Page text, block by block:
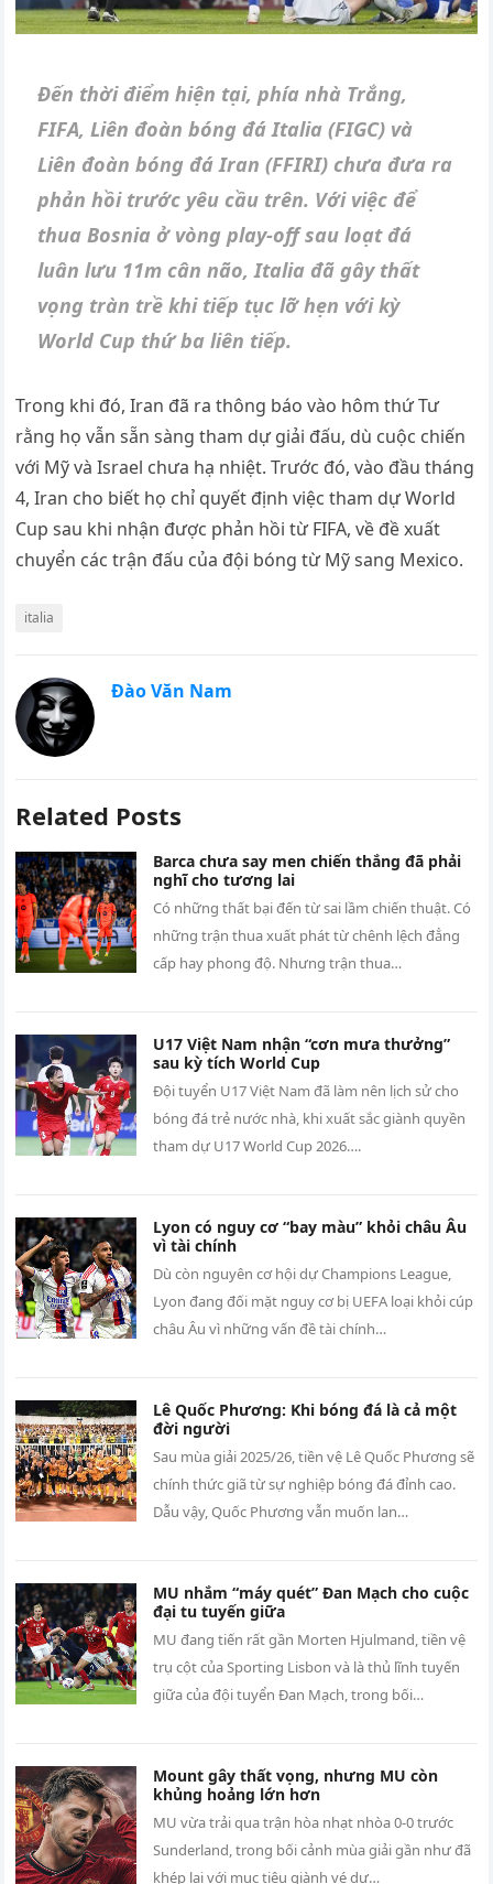
Đến thời điểm hiện tại, phía nhà Trắng,
FIFA, Liên đoàn bóng đá Italia (FIGC) và
Liên đoàn bóng đá Iran (FFIRI) chưa đưa ra
phản hồi trước yêu cầu trên. Với việc để
thua Bosnia ở vòng play-off sau loạt đá
luân lưu 11m cân não, Italia đã gây thất
vọng tràn trề khi tiếp tục lỡ hẹn với kỳ
World Cup thứ ba liên tiếp.
Trong khi đó, Iran đã ra thông báo vào hôm thứ Tư
rằng họ vẫn sẵn sàng tham dự giải đấu, dù cuộc chiến
với Mỹ và Israel chưa hạ nhiệt. Trước đó, vào đầu tháng
4, Iran cho biết họ chỉ quyết định việc tham dự World
Cup sau khi nhận được phản hồi từ FIFA, về đề xuất
chuyển các trận đấu của đội bóng từ Mỹ sang Mexico.
italia
Đào Văn Nam
Related Posts
Barca chưa say men chiến thắng đã phải
nghĩ cho tương lai
Có những thất bại đến từ sai lầm chiến thuật. Có
những trận thua xuất phát từ chênh lệch đẳng
cấp hay phong độ. Nhưng trận thua…
U17 Việt Nam nhận “cơn mưa thưởng”
sau kỳ tích World Cup
Đội tuyển U17 Việt Nam đã làm nên lịch sử cho
bóng đá trẻ nước nhà, khi xuất sắc giành quyền
tham dự U17 World Cup 2026….
Lyon có nguy cơ “bay màu” khỏi châu Âu
vì tài chính
Dù còn nguyên cơ hội dự Champions League,
Lyon đang đối mặt nguy cơ bị UEFA loại khỏi cúp
châu Âu vì những vấn đề tài chính…
Lê Quốc Phương: Khi bóng đá là cả một
đời người
Sau mùa giải 2025/26, tiền vệ Lê Quốc Phương sẽ
chính thức giã từ sự nghiệp bóng đá đỉnh cao.
Dẫu vậy, Quốc Phương vẫn muốn lan…
MU nhắm “máy quét” Đan Mạch cho cuộc
đại tu tuyến giữa
MU đang tiến rất gần Morten Hjulmand, tiền vệ
trụ cột của Sporting Lisbon và là thủ lĩnh tuyến
giữa của đội tuyển Đan Mạch, trong bối…
Mount gây thất vọng, nhưng MU còn
khủng hoảng lớn hơn
MU vừa trải qua trận hòa nhạt nhòa 0-0 trước
Sunderland, trong bối cảnh mùa giải gần như đã
khép lại với mục tiêu giành vé dự…